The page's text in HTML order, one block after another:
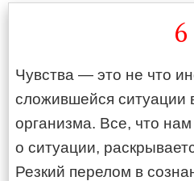
6
Чувства — это не что
сложившейся ситуации
организма. Все, что
о ситуации,
Резкий перелом в